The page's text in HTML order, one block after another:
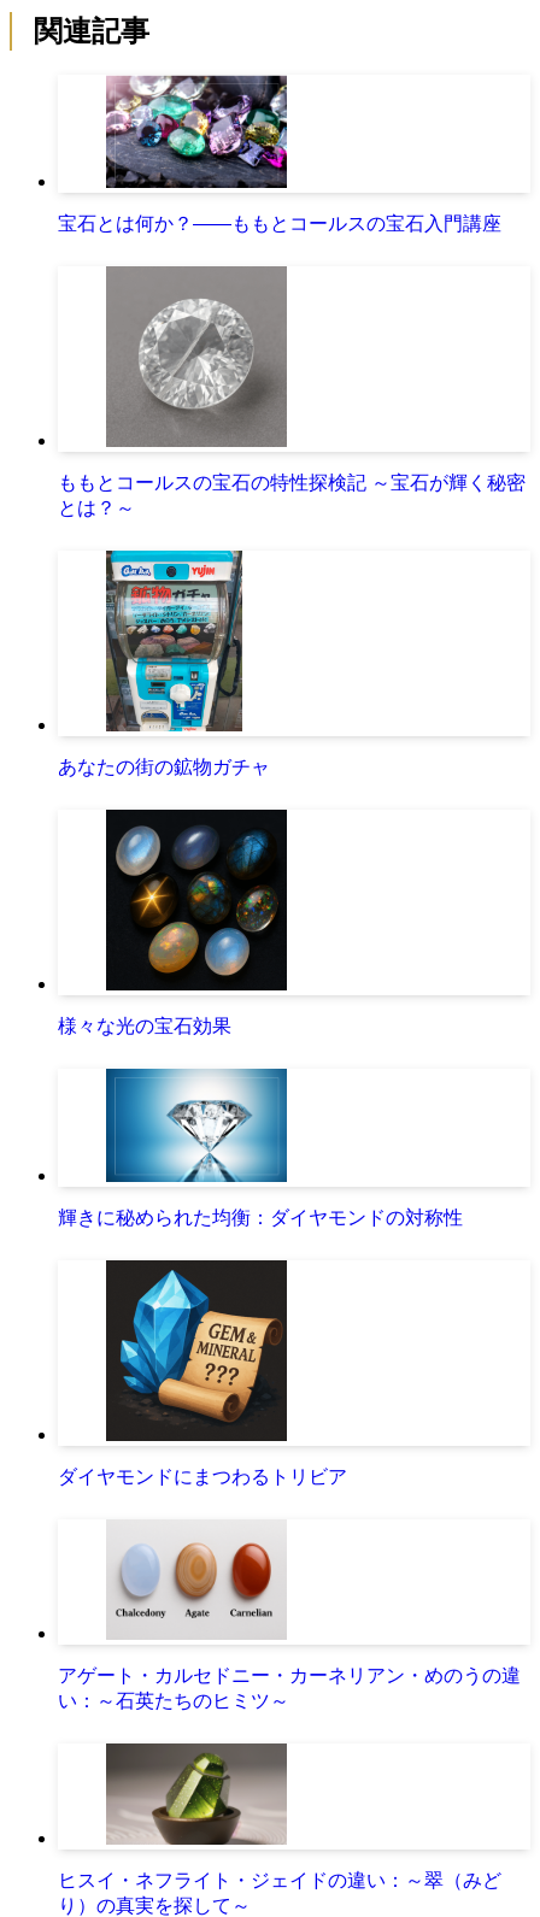
関連記事
宝石とは何か？――ももとコールスの宝石入門講座
ももとコールスの宝石の特性探検記 ～宝石が輝く秘密
とは？～
あなたの街の鉱物ガチャ
様々な光の宝石効果
輝きに秘められた均衡：ダイヤモンドの対称性
ダイヤモンドにまつわるトリビア
アゲート・カルセドニー・カーネリアン・めのうの違
い：～石英たちのヒミツ～
ヒスイ・ネフライト・ジェイドの違い：～翠（みど
り）の真実を探して～